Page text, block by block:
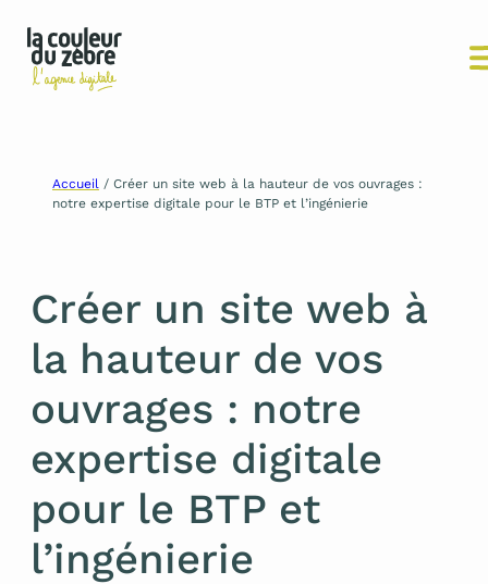
Accueil / Créer un site web à la hauteur de vos ouvrages :
notre expertise digitale pour le BTP et l’ingénierie
Créer un site web à
la hauteur de vos
ouvrages : notre
expertise digitale
pour le BTP et
l’ingénierie